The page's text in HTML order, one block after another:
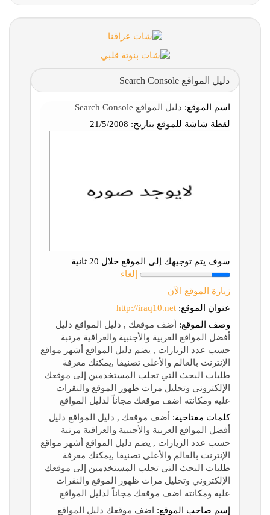
دليل المواقع Search Console
اسم الموقع: دليل المواقع Search Console
لقطة شاشة للموقع بتاريخ:
سوف يتم توجيهك إلى الموقع خلال 20 ثانية
إلغاء
زيارة الموقع الآن
عنوان الموقع: http://iraq10.net
وصف الموقع: أضف موقعك , دليل المواقع دليل
أفضل المواقع العربية والأجنبية والعراقية مرتبة
حسب عدد الزيارات , يضم دليل المواقع أشهر مواقع
الإنترنت بالعالم والأعلى تصنيفا ,يمكنك معرفة
طلبات البحث التي تجلب المستخدمين إلى موقعك
الإلكتروني وتحليل مرات ظهور الموقع والنقرات
عليه ومكانته اضف موقعك مجاناً لدليل المواقع
كلمات مفتاحية: أضف موقعك , دليل المواقع دليل
أفضل المواقع العربية والأجنبية والعراقية مرتبة
حسب عدد الزيارات , يضم دليل المواقع أشهر مواقع
الإنترنت بالعالم والأعلى تصنيفا ,يمكنك معرفة
طلبات البحث التي تجلب المستخدمين إلى موقعك
الإلكتروني وتحليل مرات ظهور الموقع والنقرات
عليه ومكانته اضف موقعك مجاناً لدليل المواقع
إسم صاحب الموقع: اضف موقعك دليل المواقع